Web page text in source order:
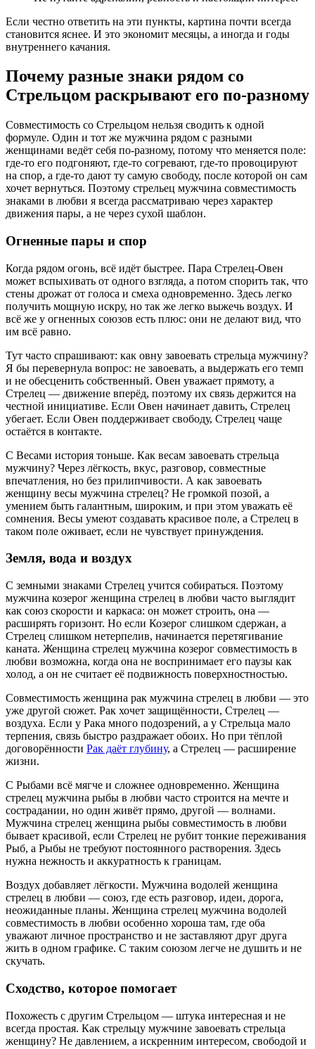
Если честно ответить на эти пункты, картина почти всегда
становится яснее. И это экономит месяцы, а иногда и годы
внутреннего качания.
Почему разные знаки рядом со
Стрельцом раскрывают его по-разному
Совместимость со Стрельцом нельзя сводить к одной
формуле. Один и тот же мужчина рядом с разными
женщинами ведёт себя по-разному, потому что меняется поле:
где-то его подгоняют, где-то согревают, где-то провоцируют
на спор, а где-то дают ту самую свободу, после которой он сам
хочет вернуться. Поэтому стрельец мужчина совместимость
знаками в любви я всегда рассматриваю через характер
движения пары, а не через сухой шаблон.
Огненные пары и спор
Когда рядом огонь, всё идёт быстрее. Пара Стрелец-Овен
может вспыхивать от одного взгляда, а потом спорить так, что
стены дрожат от голоса и смеха одновременно. Здесь легко
получить мощную искру, но так же легко выжечь воздух. И
всё же у огненных союзов есть плюс: они не делают вид, что
им всё равно.
Тут часто спрашивают: как овну завоевать стрельца мужчину?
Я бы перевернула вопрос: не завоевать, а выдержать его темп
и не обесценить собственный. Овен уважает прямоту, а
Стрелец — движение вперёд, поэтому их связь держится на
честной инициативе. Если Овен начинает давить, Стрелец
убегает. Если Овен поддерживает свободу, Стрелец чаще
остаётся в контакте.
С Весами история тоньше. Как весам завоевать стрельца
мужчину? Через лёгкость, вкус, разговор, совместные
впечатления, но без прилипчивости. А как завоевать
женщину весы мужчина стрелец? Не громкой позой, а
умением быть галантным, широким, и при этом уважать её
сомнения. Весы умеют создавать красивое поле, а Стрелец в
таком поле оживает, если не чувствует принуждения.
Земля, вода и воздух
С земными знаками Стрелец учится собираться. Поэтому
мужчина козерог женщина стрелец в любви часто выглядит
как союз скорости и каркаса: он может строить, она —
расширять горизонт. Но если Козерог слишком сдержан, а
Стрелец слишком нетерпелив, начинается перетягивание
каната. Женщина стрелец мужчина козерог совместимость в
любви возможна, когда она не воспринимает его паузы как
холод, а он не считает её подвижность поверхностностью.
Совместимость женщина рак мужчина стрелец в любви — это
уже другой сюжет. Рак хочет защищённости, Стрелец —
воздуха. Если у Рака много подозрений, а у Стрельца мало
терпения, связь быстро раздражает обоих. Но при тёплой
договорённости Рак даёт глубину, а Стрелец — расширение
жизни.
С Рыбами всё мягче и сложнее одновременно. Женщина
стрелец мужчина рыбы в любви часто строится на мечте и
сострадании, но один живёт прямо, другой — волнами.
Мужчина стрелец женщина рыбы совместимость в любви
бывает красивой, если Стрелец не рубит тонкие переживания
Рыб, а Рыбы не требуют постоянного растворения. Здесь
нужна нежность и аккуратность к границам.
Воздух добавляет лёгкости. Мужчина водолей женщина
стрелец в любви — союз, где есть разговор, идеи, дорога,
неожиданные планы. Женщина стрелец мужчина водолей
совместимость в любви особенно хороша там, где оба
уважают личное пространство и не заставляют друг друга
жить в одном графике. С таким союзом легче не душить и не
скучать.
Сходство, которое помогает
Похожесть с другим Стрельцом — штука интересная и не
всегда простая. Как стрельцу мужчине завоевать стрельца
женщину? Не давлением, а искренним интересом, свободой и